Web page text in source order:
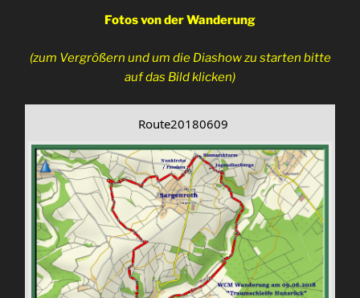
Fotos von der Wanderung
(zum Vergrößern und um die Diashow zu starten bitte
auf das Bild klicken)
Route20180609